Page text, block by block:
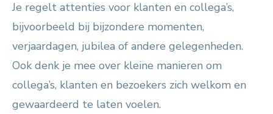
Je regelt attenties voor klanten en collega’s,
bijvoorbeeld bij bijzondere momenten,
verjaardagen, jubilea of andere gelegenheden.
Ook denk je mee over kleine manieren om
collega’s, klanten en bezoekers zich welkom en
gewaardeerd te laten voelen.